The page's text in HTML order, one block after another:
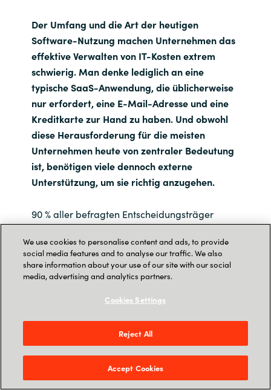
Der Umfang und die Art der heutigen
Software-Nutzung machen Unternehmen das
effektive Verwalten von IT-Kosten extrem
schwierig. Man denke lediglich an eine
typische SaaS-Anwendung, die üblicherweise
nur erfordert, eine E-Mail-Adresse und eine
Kreditkarte zur Hand zu haben. Und obwohl
diese Herausforderung für die meisten
Unternehmen heute von zentraler Bedeutung
ist, benötigen viele dennoch externe
Unterstützung, um sie richtig anzugehen.
90 % aller befragten Entscheidungsträger
Zusammenarbeit mit einem externen Partner,
der sie beim Senken der Kosten und der
Erkennung von Optimierungsbereichen
Tatsächlich sagen 86 %, dass sie derzeit
externe Berater für die Optimierung ihrer IT-
Kosten engagieren. In Schwellenmärkten ist
dieser Trend nahezu universell.
We use cookies to personalise content and ads, to provide
social media features and to analyse our traffic. We also
share information about your use of our site with our social
media, advertising and analytics partners.
Cookies Settings
Reject All
Accept Cookies